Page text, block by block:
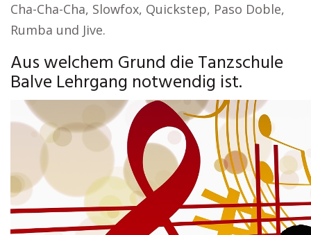
Cha-Cha-Cha, Slowfox, Quickstep, Paso Doble,
Rumba und Jive.
Aus welchem Grund die Tanzschule
Balve Lehrgang notwendig ist.